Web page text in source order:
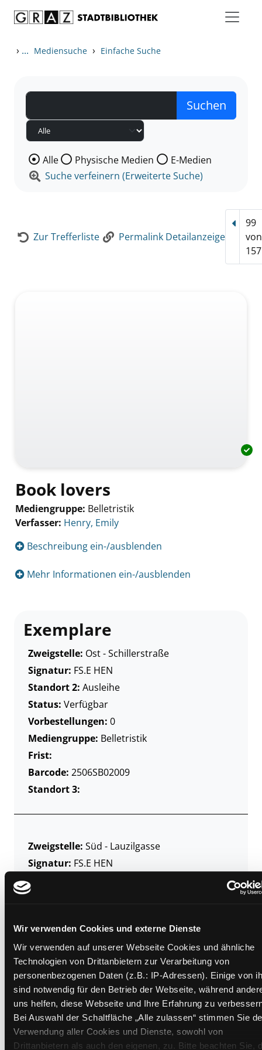
Wir verwenden Cookies und externe Dienste
Wir verwenden auf unserer Webseite Cookies und ähnliche
Technologien von Drittanbietern zur Verarbeitung von
personenbezogenen Daten (z.B.: IP-Adressen). Einige von
sind notwendig für den Betrieb der Webseite, während
uns helfen, diese Webseite und Ihre Erfahrung zu
Bei Auswahl der Schaltfläche „Alle zulassen“ stimmen Sie
Verwendung aller Cookies und Dienste, sowohl von
Drittanbietern als auch den eigenen, zu. Bitte beachten Sie,
› ... Mediensuche › Einfache Suche
Wählen Sie die Medienart nach der Sie suchen wollen.
Alle Physische Medien
E-Medien
Suche verfeinern (Erweiterte Suche)
Zur Trefferliste Permalink Detailanzeige
99
von
157
Book lovers
Mediengruppe: Belletristik
Verfasser: Suche nach diesem Verfasser
Henry, Emily
Beschreibung ein-/ausblenden
Mehr Informationen ein-/ausblenden
Exemplare
Zweigstelle: Ost - Schillerstraße
Signatur: FS.E HEN
Standort 2: Ausleihe
Status: Verfügbar
Vorbestellungen: 0
Mediengruppe: Belletristik
Frist:
Barcode: 2506SB02009
Standort 3:
Zweigstelle: Süd - Lauzilgasse
Signatur: FS.E HEN
Standort 2:
Status:
Mediengruppe:Belletristik
Frist: 19.08.2026
Barcode: 2307SB00963
Standort 3:
Zweigstelle: West - Eggenberg